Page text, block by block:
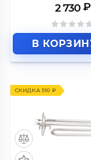
2 730 ₽
В
СКИДКА 510 ₽